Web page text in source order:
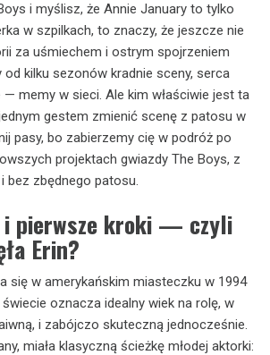
i myślisz, że Annie January to tylko
w szpilkach, to znaczy, że jeszcze nie
za uśmiechem i ostrym spojrzeniem
od kilku sezonów kradnie sceny, serca
memy w sieci. Ale kim właściwie jest ta
gestem zmienić scenę z patosu w
pasy, bo zabierzemy cię w podróż po
projektach gwiazdy The Boys, z
bez zbędnego patosu.
i pierwsze kroki — czyli
Erin?
się w amerykańskim miasteczku w 1994
oznacza idealny wiek na rolę, w
i zabójczo skuteczną jednocześnie.
miała klasyczną ścieżkę młodej aktorki: